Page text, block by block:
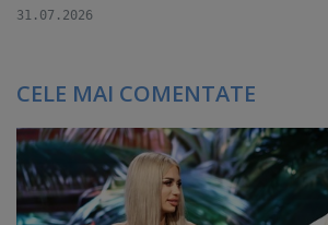
31.07.2026
CELE MAI COMENTATE